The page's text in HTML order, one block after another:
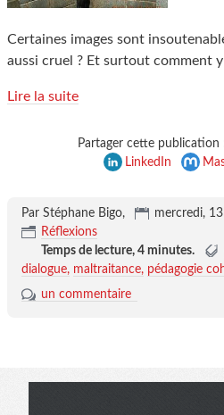
Certaines images sont
aussi cruel ? Et surtout comment
Lire la suite
Partager cette publication
LinkedIn
Par Stéphane Bigo, mercredi,
Réflexions
Temps de lecture, 4 minutes.
dialogue maltraitance pédagogie
un commentaire